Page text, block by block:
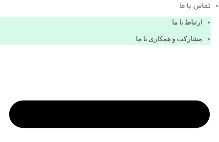
تماس با ما
ارتباط با ما
مشاركت و همكاری با ما